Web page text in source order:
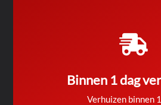

Binnen 1 dag
Verhuizen binnen